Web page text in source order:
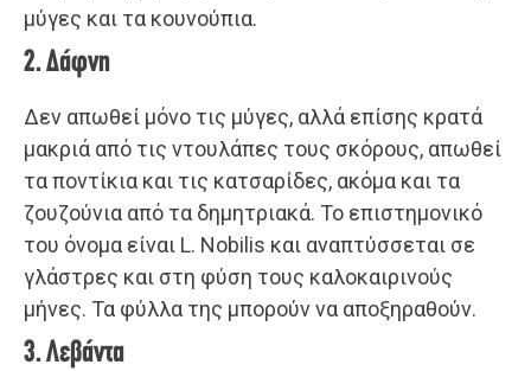
μύγες και τα κουνούπια.
2. Δάφνη
Δεν απωθεί μόνο τις μύγες, αλλά επίσης κρατά
μακριά από τις ντουλάπες τους σκόρους, απωθεί
τα ποντίκια και τις κατσαρίδες, ακόμα και τα
ζουζούνια από τα δημητριακά. Το επιστημονικό
του όνομα είναι L. Nobilis και αναπτύσσεται σε
γλάστρες και στη φύση τους καλοκαιρινούς
μήνες. Τα φύλλα της μπορούν να αποξηραθούν.
3. Λεβάντα